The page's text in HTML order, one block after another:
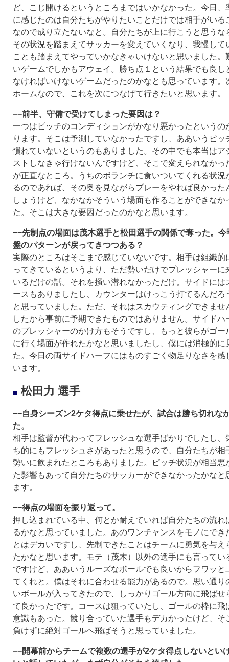
ど、こじ開けるというところまではいかなかった。今日、
に感じたのは自分たちがやりたいことだけでは相手がいる
なので成り立たないなと。自分たちが上に行こうと思うな
その状況を踏まえてサッカーを変えていくなり、我慢して
ことも踏まえてやっていかなきゃいけないと思いました。
いゲームでしかもアウェイ。勝ち点１という結果でも良し
なければいけないゲームだったのかなとも思っています。
ホームなので、これを次につなげて行きたいと思います。
−−前半、守備で受けてしまった要因は？
一つはピッチのコンディションがかなり悪かったというの
ります。そこは予測していなかったですし、ああいうピッ
慣れていないというのもありました。その中でも本当はア
ストしなきゃ行けないんですけど、そこで変えられなかっ
が正直なところ。うちのボランチに食いついてくれる状況
るのであれば、その奥を見ながらプレーをやれば良かった
しょうけど、なかなかそういう場面も作ることができなか
た。そこは大きな要因だったのかなと思います。
−−先制点の場面は茂木選手と松田選手の関係で奪った。今
盤のパターンが戻ってきつつある？
実際のところはそこまで感じていないです。相手は組織的
ってきているというより、ただ勢いだけでプレッシャーに
いるだけの話。それを掻い潜れなかっただけ。サイドには
ースもありましたし、カウンターはけっこう打てるんだろ
と思っていました。ただ、それはスカウティングできませ
したから事前に予期できたものではありません。サイドハ
のプレッシャーのかけ方もそうですし、もっと彼らがゴー
に行く場面が作れたかなと思いましたし、僕には消極的に
た。今日の両サイドハーフにはものすごく物足りなさを感
います。
松田力 選手
−−自身シーズン2ケタ得点に乗せたが、試合は勝ち切れな
た。
相手は監督が代わってフレッシュな選手ばかりでしたし、
ち的にもフレッシュさがあったと思うので、自分たちが相
勢いに飲まれたところもありました。ピッチ状況が相当悪
た影響もあって自分たちのサッカーができなかったかなと
ます。
−−得点の場面を振り返って。
押し込まれている中、何とか耐えていれば自分たちの流れ
るかなと思っていました。あのワンチャンスをモノにでき
とはデカいですし、先制できたことはチームに勇気を与え
たかなと思います。モテ（茂木）以外の選手にも言ってい
ですけど、ああいうルーズなボールでも良いからフワッと
てくれと。僕はそれに合わせる能力があるので。思い通り
いボールが入ってきたので、しっかりゴール方向に飛ばせ
て良かったです。コースは狙っていたし、ゴールの枠に飛
意識もあった。競り合っていた選手もデカかったけど、そ
負けずに絶対ゴールへ飛ばそうと思っていました。
−−開幕前からチームで複数の選手が2ケタ得点しないとい